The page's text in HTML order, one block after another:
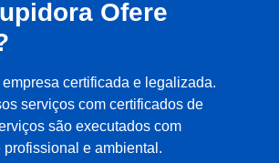
Ofere
certificada e legalizada.
serviços com certificados de
são executados com
e ambiental.